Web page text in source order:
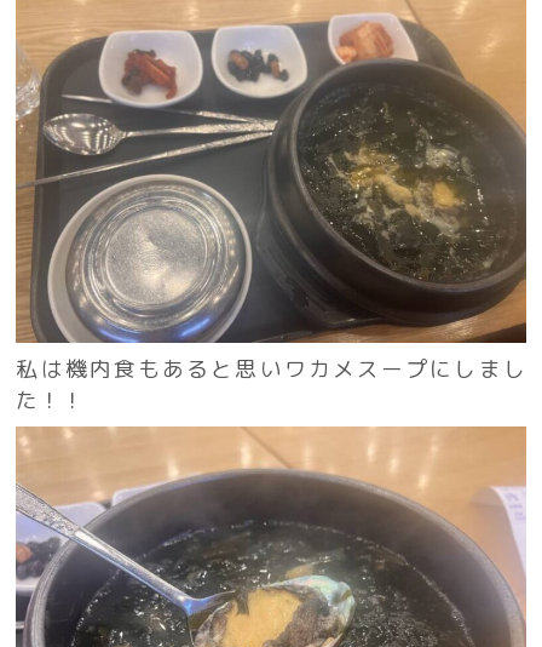
私は機内食もあると思いワカメスープにしまし
た！！